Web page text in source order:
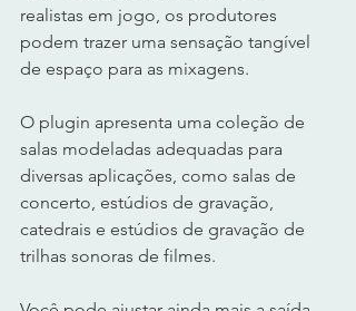
realistas em jogo, os produtores
podem trazer uma sensação tangível
de espaço para as mixagens.
O plugin apresenta uma coleção de
salas modeladas adequadas para
diversas aplicações, como salas de
concerto, estúdios de gravação,
catedrais e estúdios de gravação de
trilhas sonoras de filmes.